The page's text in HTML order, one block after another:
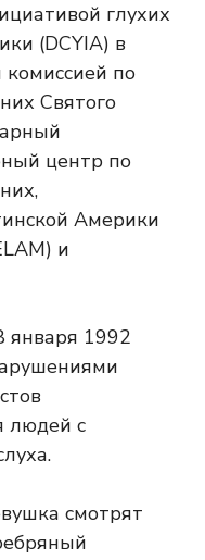
глухих
(DCYIA) в
комиссией по
Святого
центр по
Америки
и
1992
людей с